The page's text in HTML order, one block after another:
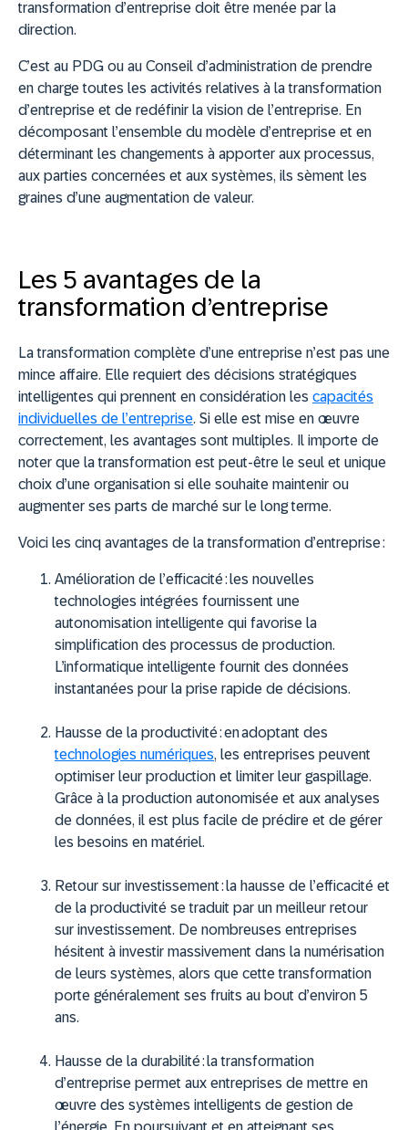
transformation d’entreprise doit être menée par la
direction.
C’est au PDG ou au Conseil d’administration de prendre
en charge toutes les activités relatives à la transformation
d’entreprise et de redéfinir la vision de l’entreprise. En
décomposant l’ensemble du modèle d’entreprise et en
déterminant les changements à apporter aux processus,
aux parties concernées et aux systèmes, ils sèment les
graines d’une augmentation de valeur.
Les 5 avantages de la
transformation d’entreprise
La transformation complète d’une entreprise n’est pas une
mince affaire. Elle requiert des décisions stratégiques
intelligentes qui prennent en considération les capacités
individuelles de l’entreprise. Si elle est mise en œuvre
correctement, les avantages sont multiples. Il importe de
noter que la transformation est peut-être le seul et unique
choix d’une organisation si elle souhaite maintenir ou
augmenter ses parts de marché sur le long terme.
Voici les cinq avantages de la transformation d’entreprise :
Amélioration de l’efficacité : les nouvelles
technologies intégrées fournissent une
autonomisation intelligente qui favorise la
simplification des processus de production.
L’informatique intelligente fournit des données
instantanées pour la prise rapide de décisions.
Hausse de la productivité :en adoptant des
technologies numériques, les entreprises peuvent
optimiser leur production et limiter leur gaspillage.
Grâce à la production autonomisée et aux analyses
de données, il est plus facile de prédire et de gérer
les besoins en matériel.
Retour sur investissement : la hausse de l’efficacité et
de la productivité se traduit par un meilleur retour
sur investissement. De nombreuses entreprises
hésitent à investir massivement dans la numérisation
de leurs systèmes, alors que cette transformation
porte généralement ses fruits au bout d’environ 5
ans.
Hausse de la durabilité : la transformation
d’entreprise permet aux entreprises de mettre en
œuvre des systèmes intelligents de gestion de